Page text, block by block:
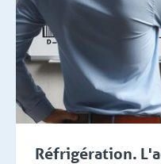
Réfrigération.